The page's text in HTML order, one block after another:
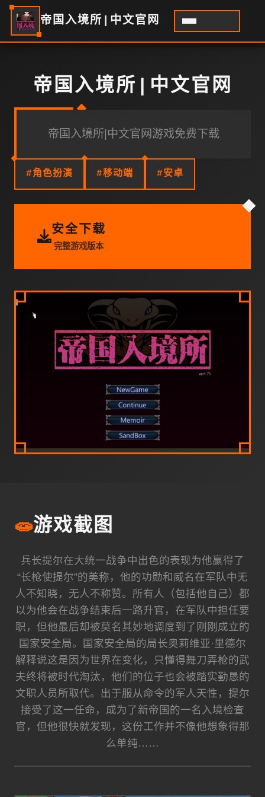
帝国入境所|中文官网
帝国入境所|中文官网
帝国入境所|中文官网游戏免费下载
#角色扮演 #移动端 #安卓
安全下载
完整游戏版本
🧫游戏截图
兵长提尔在大统一战争中出色的表现为他赢得了
“长枪使提尔”的美称，他的功勋和威名在军队中无
人不知晓，无人不称赞。所有人（包括他自己）都
以为他会在战争结束后一路升官，在军队中担任要
职，但他最后却被莫名其妙地调度到了刚刚成立的
国家安全局。国家安全局的局长奥莉维亚·里德尔
解释说这是因为世界在变化，只懂得舞刀弄枪的武
夫终将被时代淘汰，他们的位子也会被踏实勤恳的
文职人员所取代。出于服从命令的军人天性，提尔
接受了这一任命，成为了新帝国的一名入境检查
官，但他很快就发现，这份工作并不像他想象得那
么单纯……